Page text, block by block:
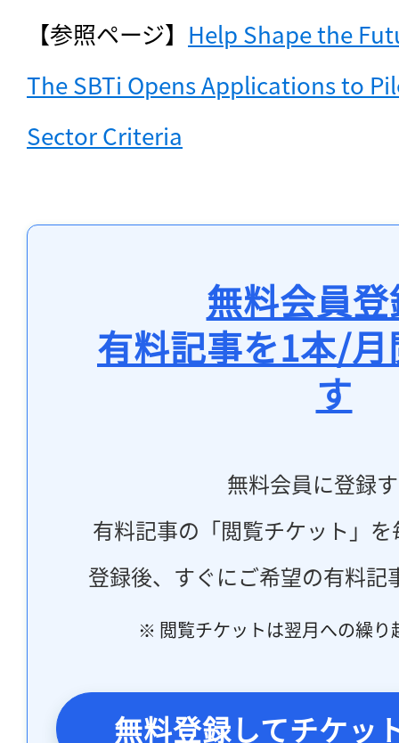
【参照ページ】 Help Shape the
The SBTi Opens Applications to
Sector Criteria
無料会員
有料記事を1本/
す
無料会員に登録
有料記事の「閲覧チケット」
登録後、すぐにご希望の有料記
※ 閲覧チケットは翌月への繰り
無料登録してチケッ